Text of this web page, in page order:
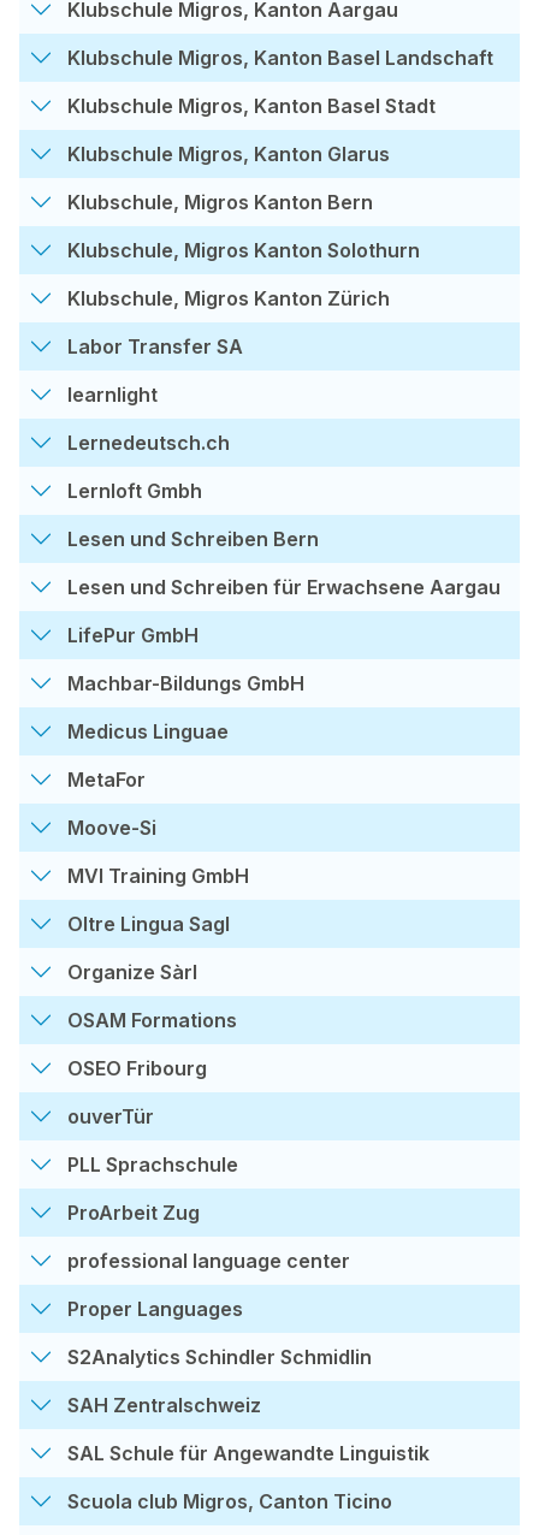
Klubschule Migros, Kanton Aargau
Klubschule Migros, Kanton Basel Landschaft
Klubschule Migros, Kanton Basel Stadt
Klubschule Migros, Kanton Glarus
Klubschule, Migros Kanton Bern
Klubschule, Migros Kanton Solothurn
Klubschule, Migros Kanton Zürich
Labor Transfer SA
learnlight
Lernedeutsch.ch
Lernloft Gmbh
Lesen und Schreiben Bern
Lesen und Schreiben für Erwachsene Aargau
LifePur GmbH
Machbar-Bildungs GmbH
Medicus Linguae
MetaFor
Moove-Si
MVI Training GmbH
Oltre Lingua Sagl
Organize Sàrl
OSAM Formations
OSEO Fribourg
ouverTür
PLL Sprachschule
ProArbeit Zug
professional language center
Proper Languages
S2Analytics Schindler Schmidlin
SAH Zentralschweiz
SAL Schule für Angewandte Linguistik
Scuola club Migros, Canton Ticino